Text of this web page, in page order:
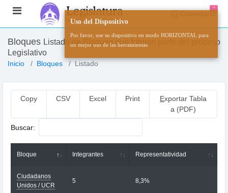
*
Bloques Listado de Bloques que forman parte del proceso
Legislativo
Inicio Bloques Listado
Copy CSV Excel Print Exportar Tabla
a (PDF)
Buscar:
Bloque Integrantes Representatividad
Ciudadanos
Unidos / UCR
5 8,3%
Uso del Dispositivo
Por favor, use su dispositivo en modo HORIZONTAL para
un mejor uso de las herramientas